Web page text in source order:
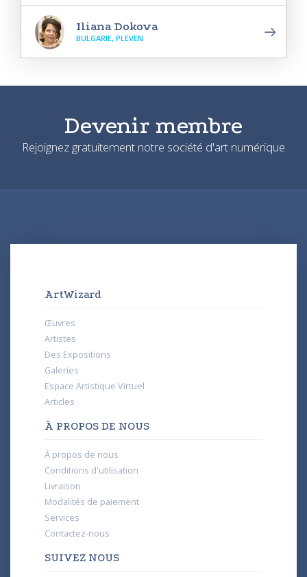
Iliana Dokova
BULGARIE, PLEVEN
Devenir membre
Rejoignez gratuitement notre société d'art numérique
ArtWizard
Œuvres
Artistes
Des Expositions
Galeries
Espace Artistique Virtuel
Articles
À PROPOS DE NOUS
À propos de nous
Conditions d'utilisation
Livraison
Modalités de paiement
Services
Contactez-nous
SUIVEZ NOUS